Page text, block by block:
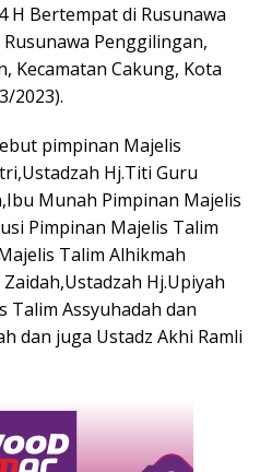
H Bertempat di Rusunawa
Penggilingan,
Kecamatan Cakung, Kota
2023).
pimpinan Majelis
Hj.Titi Guru
Munah Pimpinan Majelis
Pimpinan Majelis Talim
Talim Alhikmah
Hj.Upiyah
Talim Assyuhadah dan
dan juga Ustadz Akhi Ramli